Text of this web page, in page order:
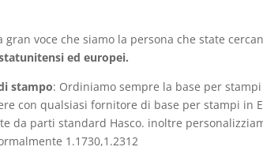
gran voce che siamo la persona che state
ed europei.
stampo: Ordiniamo sempre la base per
con qualsiasi fornitore di base per stampi
da parti standard Hasco. inoltre
1.1730,1.2312